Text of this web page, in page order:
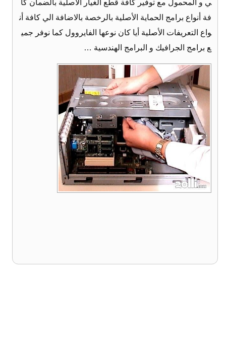
ي و المحمول مع توفير كافة قطع الغيار الأصلية بالضمان كا
فة أنواع برامج الحماية الأصلية بالرخصة بالاضافة الي كافة أن
واع التعريفات الأصلية أيا كان نوعها الفايروول كما نوفر جمي
ع برامج الجرافيك و البرامج الهندسية …